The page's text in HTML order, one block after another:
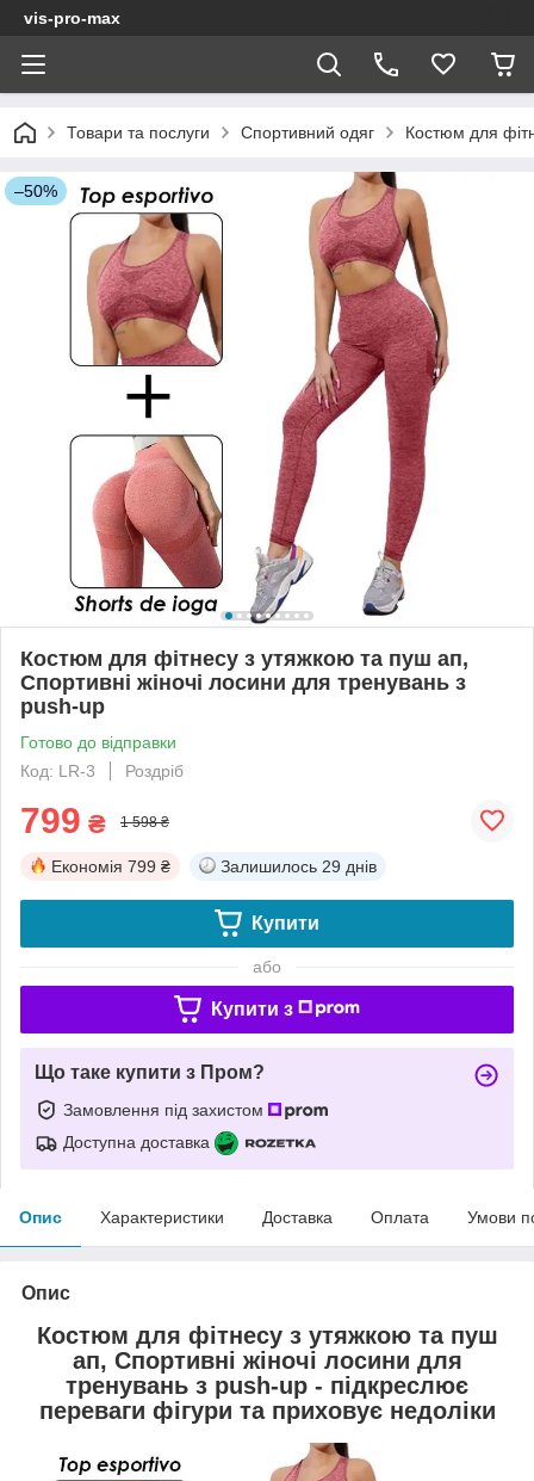
vis-pro-max
Товари та послуги Спортивний одяг Костюм для
–50%
Костюм для фітнесу з утяжкою та пуш ап,
Спортивні жіночі лосини для тренувань з
push-up
Готово до відправки
Код: LR-3
Роздріб
799 ₴ 1 598 ₴
Економія 799 ₴ Залишилось 29 днів
Купити
або
Купити з
Що таке купити з Пром?
Замовлення під захистом
Доступна доставка
Опис Характеристики Доставка Оплата Умови
Опис
Костюм для фітнесу з утяжкою та пуш
ап, Спортивні жіночі лосини для
тренувань з push-up - підкреслює
переваги фігури та приховує недоліки